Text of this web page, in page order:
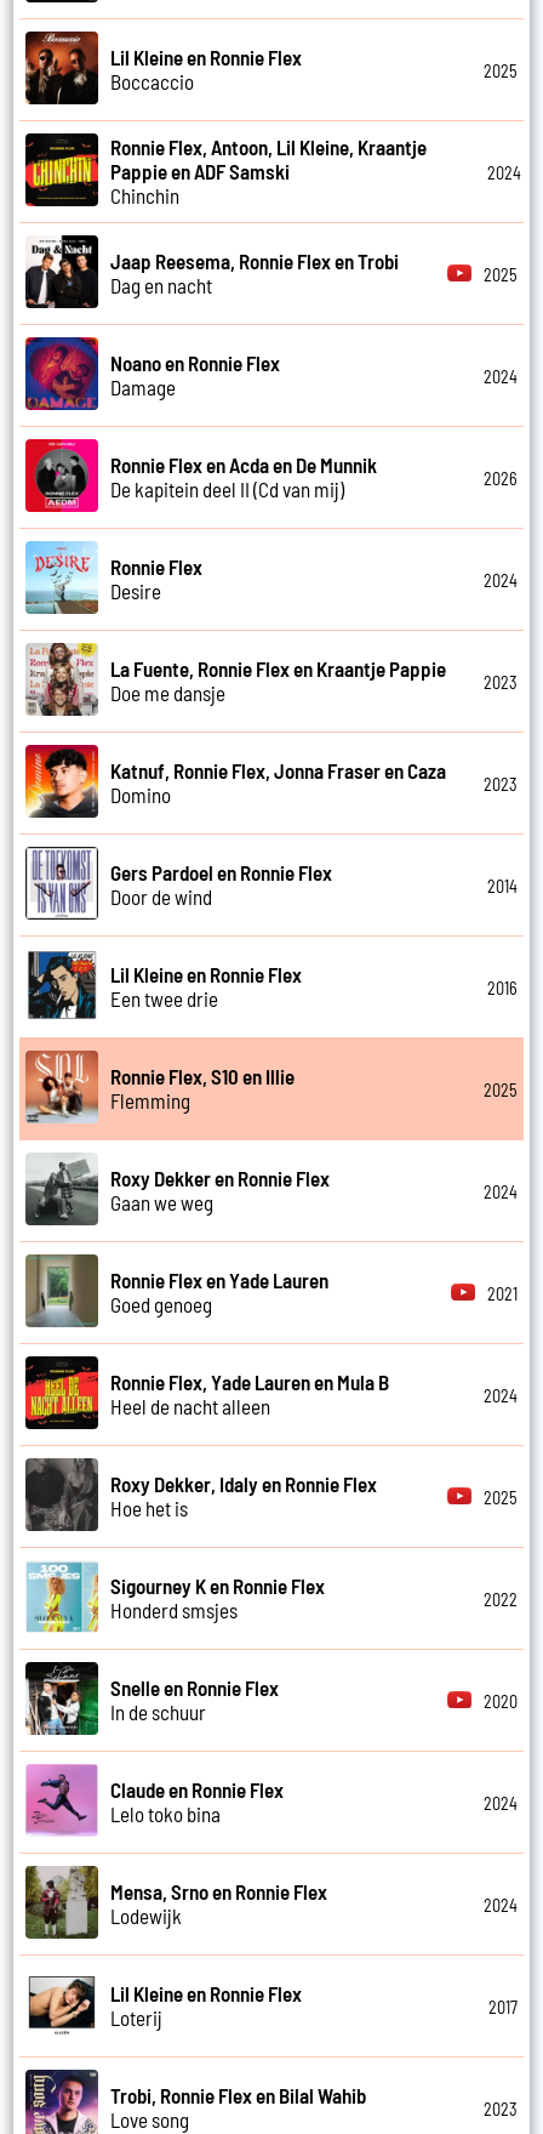
Lil Kleine en Ronnie Flex
Boccaccio
2025
Ronnie Flex, Antoon, Lil Kleine, Kraantje
Pappie en ADF Samski
Chinchin
2024
Jaap Reesema, Ronnie Flex en Trobi
Dag en nacht
2025
Noano en Ronnie Flex
Damage
2024
Ronnie Flex en Acda en De Munnik
De kapitein deel II (Cd van mij)
2026
Ronnie Flex
Desire
2024
La Fuente, Ronnie Flex en Kraantje Pappie
Doe me dansje
2023
Katnuf, Ronnie Flex, Jonna Fraser en Caza
Domino
2023
Gers Pardoel en Ronnie Flex
Door de wind
2014
Lil Kleine en Ronnie Flex
Een twee drie
2016
Ronnie Flex, S10 en Illie
Flemming
2025
Roxy Dekker en Ronnie Flex
Gaan we weg
2024
Ronnie Flex en Yade Lauren
Goed genoeg
2021
Ronnie Flex, Yade Lauren en Mula B
Heel de nacht alleen
2024
Roxy Dekker, Idaly en Ronnie Flex
Hoe het is
2025
Sigourney K en Ronnie Flex
Honderd smsjes
2022
Snelle en Ronnie Flex
In de schuur
2020
Claude en Ronnie Flex
Lelo toko bina
2024
Mensa, Srno en Ronnie Flex
Lodewijk
2024
Lil Kleine en Ronnie Flex
Loterij
2017
Trobi, Ronnie Flex en Bilal Wahib
Love song
2023